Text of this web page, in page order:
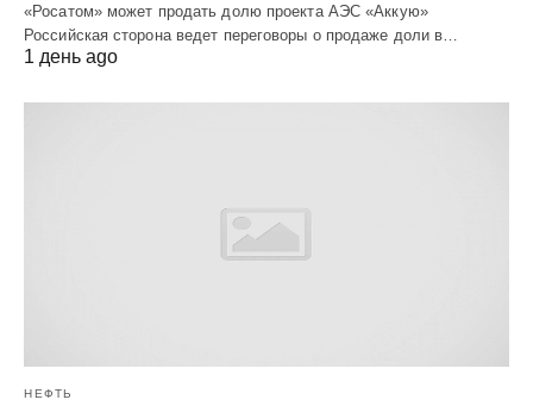
«Росатом» может продать долю проекта АЭС «Аккую»
Российская сторона ведет переговоры о продаже доли в…
1 день ago
НЕФТЬ